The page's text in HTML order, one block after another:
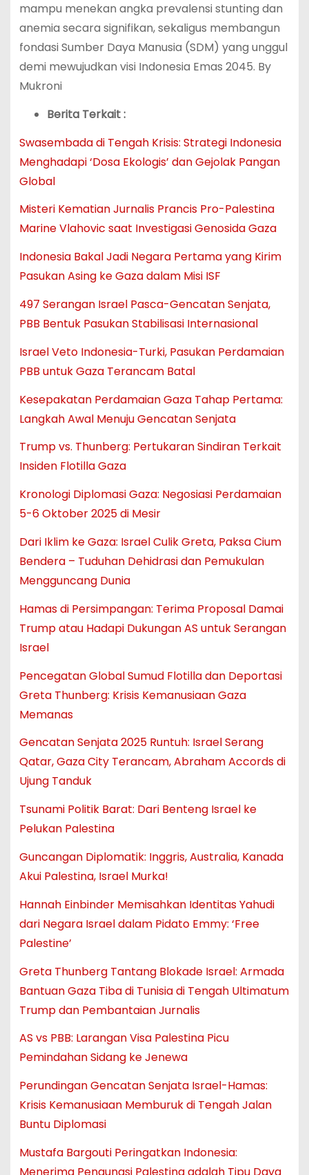
mampu menekan angka prevalensi stunting dan
anemia secara signifikan, sekaligus membangun
fondasi Sumber Daya Manusia (SDM) yang unggul
demi mewujudkan visi Indonesia Emas 2045. By
Mukroni
Berita Terkait :
Swasembada di Tengah Krisis: Strategi Indonesia
Menghadapi ‘Dosa Ekologis’ dan Gejolak Pangan
Global
Misteri Kematian Jurnalis Prancis Pro-Palestina
Marine Vlahovic saat Investigasi Genosida Gaza
Indonesia Bakal Jadi Negara Pertama yang Kirim
Pasukan Asing ke Gaza dalam Misi ISF
497 Serangan Israel Pasca-Gencatan Senjata,
PBB Bentuk Pasukan Stabilisasi Internasional
Israel Veto Indonesia-Turki, Pasukan Perdamaian
PBB untuk Gaza Terancam Batal
Kesepakatan Perdamaian Gaza Tahap Pertama:
Langkah Awal Menuju Gencatan Senjata
Trump vs. Thunberg: Pertukaran Sindiran Terkait
Insiden Flotilla Gaza
Kronologi Diplomasi Gaza: Negosiasi Perdamaian
5-6 Oktober 2025 di Mesir
Dari Iklim ke Gaza: Israel Culik Greta, Paksa Cium
Bendera – Tuduhan Dehidrasi dan Pemukulan
Mengguncang Dunia
Hamas di Persimpangan: Terima Proposal Damai
Trump atau Hadapi Dukungan AS untuk Serangan
Israel
Pencegatan Global Sumud Flotilla dan Deportasi
Greta Thunberg: Krisis Kemanusiaan Gaza
Memanas
Gencatan Senjata 2025 Runtuh: Israel Serang
Qatar, Gaza City Terancam, Abraham Accords di
Ujung Tanduk
Tsunami Politik Barat: Dari Benteng Israel ke
Pelukan Palestina
Guncangan Diplomatik: Inggris, Australia, Kanada
Akui Palestina, Israel Murka!
Hannah Einbinder Memisahkan Identitas Yahudi
dari Negara Israel dalam Pidato Emmy: ‘Free
Palestine’
Greta Thunberg Tantang Blokade Israel: Armada
Bantuan Gaza Tiba di Tunisia di Tengah Ultimatum
Trump dan Pembantaian Jurnalis
AS vs PBB: Larangan Visa Palestina Picu
Pemindahan Sidang ke Jenewa
Perundingan Gencatan Senjata Israel-Hamas:
Krisis Kemanusiaan Memburuk di Tengah Jalan
Buntu Diplomasi
Mustafa Bargouti Peringatkan Indonesia: